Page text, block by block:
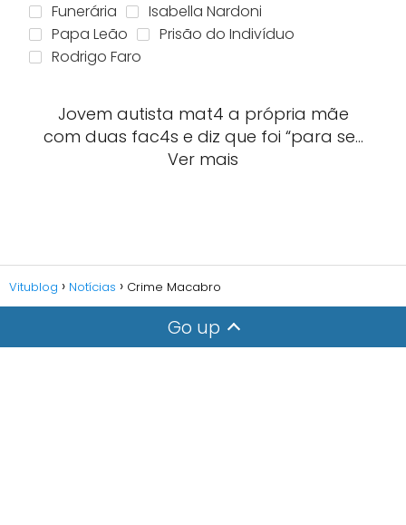
Funerária
Isabella Nardoni
Papa Leão
Prisão do Indivíduo
Rodrigo Faro
Jovem autista mat4 a própria mãe
com duas fac4s e diz que foi “para se…
Ver mais
Vitublog Notícias Crime Macabro
Go up